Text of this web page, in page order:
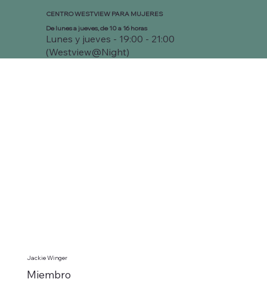
CENTRO WESTVIEW PARA MUJERES
De lunes a jueves, de 10 a 16 horas
Lunes y jueves - 19:00 - 21:00
(Westview@Night)
Jackie Winger
Miembro